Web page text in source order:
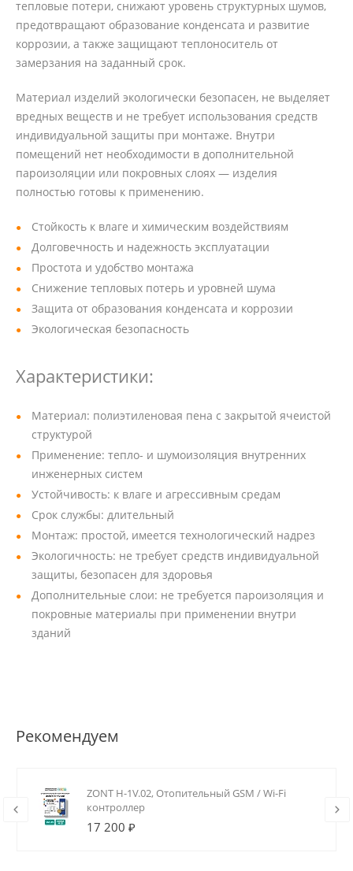
тепловые потери, снижают уровень структурных шумов,
предотвращают образование конденсата и развитие
коррозии, а также защищают теплоноситель от
замерзания на заданный срок.
Материал изделий экологически безопасен, не выделяет
вредных веществ и не требует использования средств
индивидуальной защиты при монтаже. Внутри
помещений нет необходимости в дополнительной
пароизоляции или покровных слоях — изделия
полностью готовы к применению.
Стойкость к влаге и химическим воздействиям
Долговечность и надежность эксплуатации
Простота и удобство монтажа
Снижение тепловых потерь и уровней шума
Защита от образования конденсата и коррозии
Экологическая безопасность
Характеристики:
Материал: полиэтиленовая пена с закрытой ячеистой
структурой
Применение: тепло- и шумоизоляция внутренних
инженерных систем
Устойчивость: к влаге и агрессивным средам
Срок службы: длительный
Монтаж: простой, имеется технологический надрез
Экологичность: не требует средств индивидуальной
защиты, безопасен для здоровья
Дополнительные слои: не требуется пароизоляция и
покровные материалы при применении внутри
зданий
Рекомендуем
ZONT H-1V.02, Отопительный GSM / Wi-Fi
контроллер
17 200 ₽